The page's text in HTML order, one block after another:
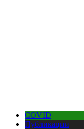
COVID
Публикации